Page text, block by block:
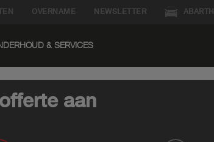
OVERNAME NEWSLETTER
& SERVICES​
aan